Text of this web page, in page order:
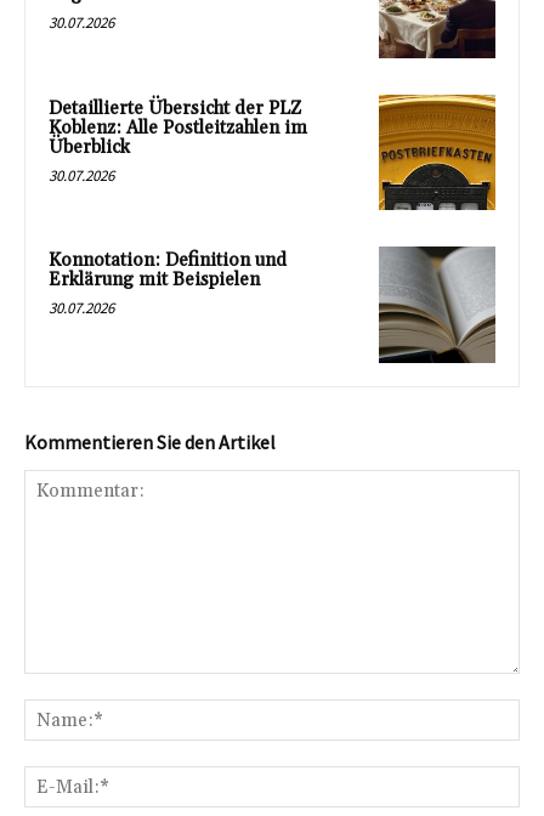
30.07.2026
Detaillierte Übersicht der PLZ
Koblenz: Alle Postleitzahlen im
Überblick
30.07.2026
Konnotation: Definition und
Erklärung mit Beispielen
30.07.2026
Kommentieren Sie den Artikel